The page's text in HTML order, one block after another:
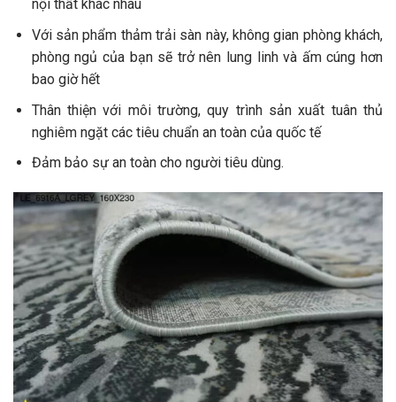
nội thất khác nhau
Với sản phẩm thảm trải sàn này, không gian phòng khách,
phòng ngủ của bạn sẽ trở nên lung linh và ấm cúng hơn
bao giờ hết
Thân thiện với môi trường, quy trình sản xuất tuân thủ
nghiêm ngặt các tiêu chuẩn an toàn của quốc tế
Đảm bảo sự an toàn cho người tiêu dùng.